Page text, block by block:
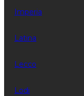
Imperia
Latina
Lecco
Lodi